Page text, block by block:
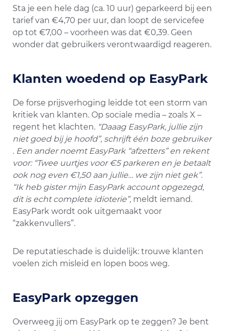
Sta je een hele dag (ca. 10 uur) geparkeerd bij een
tarief van €4,70 per uur, dan loopt de servicefee
op tot €7,00 – voorheen was dat €0,39​. Geen
wonder dat gebruikers verontwaardigd reageren.
Klanten woedend op EasyPark
De forse prijsverhoging leidde tot een storm van
kritiek van klanten. Op sociale media – zoals X –
regent het klachten. “Daaag EasyPark, jullie zijn
niet goed bij je hoofd”, schrijft één boze gebruiker​
. Een ander noemt EasyPark “afzetters” en rekent
voor: “Twee uurtjes voor €5 parkeren en je betaalt
ook nog even €1,50 aan jullie… we zijn niet gek”​.
“Ik heb gister mijn EasyPark account opgezegd,
dit is echt complete idioterie”, meldt iemand​.
EasyPark wordt ook uitgemaakt voor
“zakkenvullers”​.
De reputatieschade is duidelijk: trouwe klanten
voelen zich misleid en lopen boos weg.
EasyPark opzeggen
Overweeg jij om EasyPark op te zeggen? Je bent